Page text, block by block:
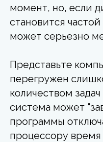
момент, но, если
становится
может серьезно
Представьте
перегружен
количеством
система может
программы
процессору время